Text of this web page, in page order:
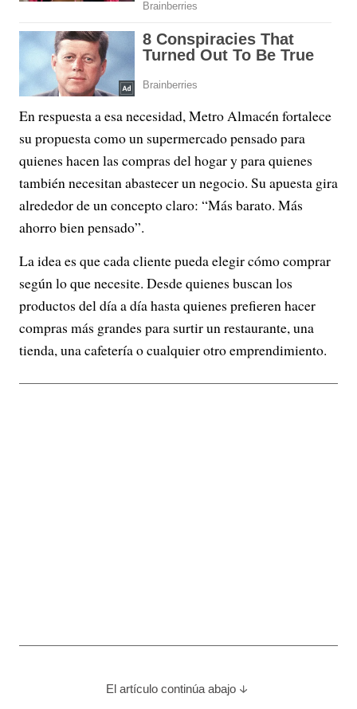
En respuesta a esa necesidad, Metro Almacén fortalece
su propuesta como un supermercado pensado para
quienes hacen las compras del hogar y para quienes
también necesitan abastecer un negocio. Su apuesta gira
alrededor de un concepto claro: “Más barato. Más
ahorro bien pensado”.
La idea es que cada cliente pueda elegir cómo comprar
según lo que necesite. Desde quienes buscan los
productos del día a día hasta quienes prefieren hacer
compras más grandes para surtir un restaurante, una
tienda, una cafetería o cualquier otro emprendimiento.
El artículo continúa abajo